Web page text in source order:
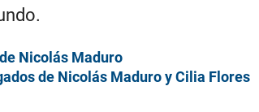
Nicolás Maduro
de Nicolás Maduro y Cilia Flores